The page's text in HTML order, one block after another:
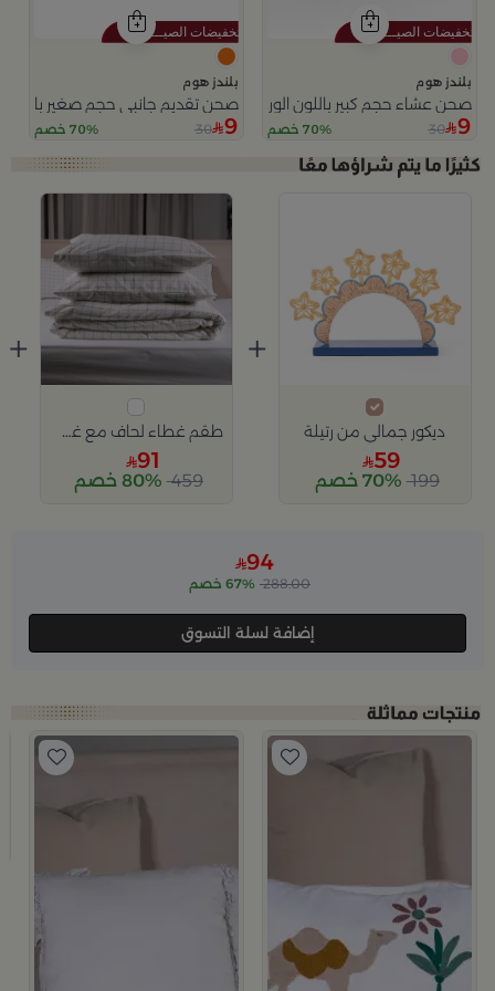
بلندز هوم
صحن عشاء حجم كبير باللون الوردي من سولانا
9
30 70% خصم
بلندز هوم
صحن تقديم جانبي حجم صغير باللون
9
30 70% خصم
ديكور جمالي من رتيلة
59
199 70% خصم
+
طقم غطاء لحاف مع غطائين وسادة من ميلانا
91
459 80% خصم
+
94
288.00 67% خصم
إضافة لسلة التسوق